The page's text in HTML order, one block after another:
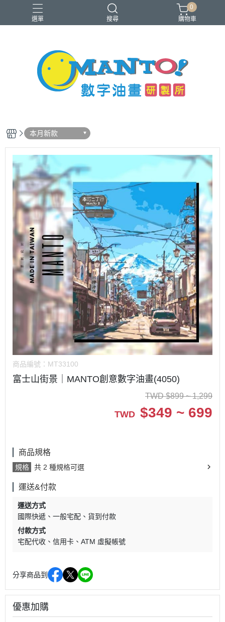
選單 搜尋
40x50cm 50x65cm
入門推薦款
本款免費升級淡彩縮時畫布
0
購物車
本月新款
商品編號： MT33100
富士山街景｜MANTO創意數字油畫(4050)
TWD $899 ~ 1,299
TWD $349 ~ 699
商品規格
規格 共 2 種規格可選
運送&付款
運送方式
國際快遞
一般宅配
貨到付款
付款方式
宅配代收
信用卡 ATM 虛擬帳號
分享商品到
優惠加購